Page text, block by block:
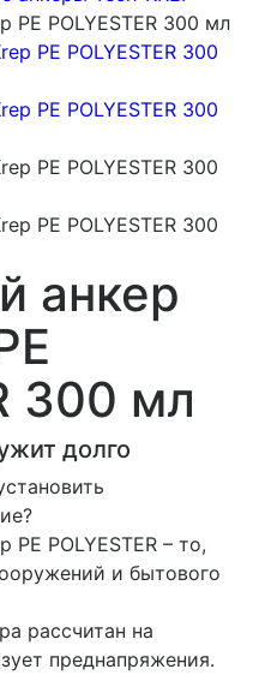
PE POLYESTER 300 мл
анкер
300 мл
долго
POLYESTER – то,
и бытового
рассчитан на
преднапряжения.